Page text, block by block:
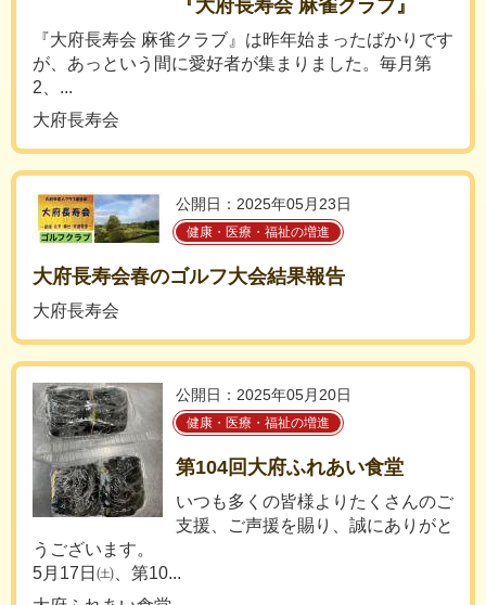
『大府長寿会 麻雀クラブ』
『大府長寿会 麻雀クラブ』は昨年始まったばかりです
が、あっという間に愛好者が集まりました。毎月第
2、...
大府長寿会
公開日：2025年05月23日
健康・医療・福祉の増進
大府長寿会春のゴルフ大会結果報告
大府長寿会
公開日：2025年05月20日
健康・医療・福祉の増進
第104回大府ふれあい食堂
いつも多くの皆様よりたくさんのご
支援、ご声援を賜り、誠にありがと
うございます。
5月17日㈯、第10...